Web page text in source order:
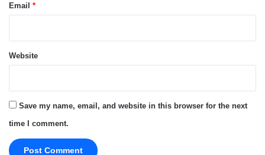
Email *
Website
Save my name, email, and website in this browser for the next
time I comment.